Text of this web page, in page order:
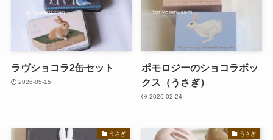
ラヴショコラ2缶セット
2026-05-15
ポモロジーのショコラボッ
クス（うさぎ）
2026-02-24
うさぎ うさぎ